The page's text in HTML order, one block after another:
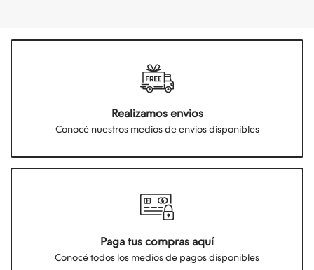
Realizamos envios
Conocé nuestros medios de envios disponibles
Paga tus compras aquí
Conocé todos los medios de pagos disponibles